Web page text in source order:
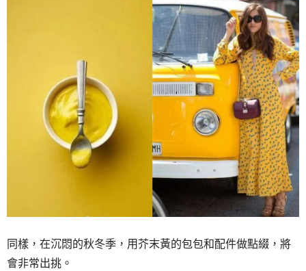
同樣，在沉悶的秋冬季，用芥末黃的包包和配件做點綴，將
會非常出挑。